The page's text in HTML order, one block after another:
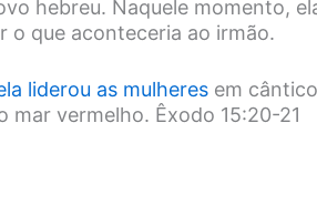
hebreu. Naquele momento,
o que aconteceria ao irmão.
liderou as mulheres em
mar vermelho. Êxodo 15:20-21